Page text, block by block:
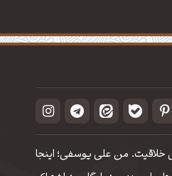
خلاقیت. من علی یوسفی؛ اینجا